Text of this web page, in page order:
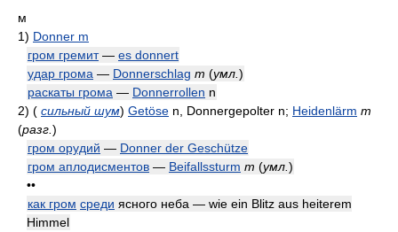
м
1) Donner m
гром гремит— es donnert
удар грома — Donnerschlag m (умл. )
раскаты грома — Donnerrollen n
2) ( сильный шум) Getöse n, Donnergepolter n; Heidenlärm m
(разг. )
гром орудий — Donner der Geschütze
гром аплодисментов — Beifallssturm m (умл. )
••
как гром среди ясного неба — wie ein Blitz aus heiterem
Himmel